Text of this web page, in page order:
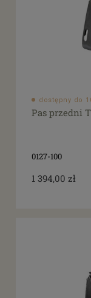
dostępny do
Pas przedni
0127-100
1 394,00 zł